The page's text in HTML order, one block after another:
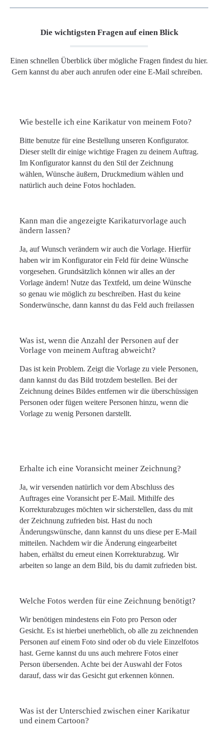
Die wichtigsten Fragen auf einen Blick
Einen schnellen Überblick über mögliche Fragen findest du hier.
Gern kannst du aber auch anrufen oder eine E-Mail schreiben.
Wie bestelle ich eine Karikatur von meinem Foto?
Bitte benutze für eine Bestellung unseren Konfigurator.
Dieser stellt dir einige wichtige Fragen zu deinem Auftrag.
Im Konfigurator kannst du den Stil der Zeichnung
wählen, Wünsche äußern, Druckmedium wählen und
natürlich auch deine Fotos hochladen.
Kann man die angezeigte Karikaturvorlage auch
ändern lassen?
Ja, auf Wunsch verändern wir auch die Vorlage. Hierfür
haben wir im Konfigurator ein Feld für deine Wünsche
vorgesehen. Grundsätzlich können wir alles an der
Vorlage ändern! Nutze das Textfeld, um deine Wünsche
so genau wie möglich zu beschreiben. Hast du keine
Sonderwünsche, dann kannst du das Feld auch freilassen
Was ist, wenn die Anzahl der Personen auf der
Vorlage von meinem Auftrag abweicht?
Das ist kein Problem. Zeigt die Vorlage zu viele Personen,
dann kannst du das Bild trotzdem bestellen. Bei der
Zeichnung deines Bildes entfernen wir die überschüssigen
Personen oder fügen weitere Personen hinzu, wenn die
Vorlage zu wenig Personen darstellt.
Erhalte ich eine Voransicht meiner Zeichnung?
Ja, wir versenden natürlich vor dem Abschluss des
Auftrages eine Voransicht per E-Mail. Mithilfe des
Korrekturabzuges möchten wir sicherstellen, dass du mit
der Zeichnung zufrieden bist. Hast du noch
Änderungswünsche, dann kannst du uns diese per E-Mail
mitteilen. Nachdem wir die Änderung eingearbeitet
haben, erhältst du erneut einen Korrekturabzug. Wir
arbeiten so lange an dem Bild, bis du damit zufrieden bist.
Welche Fotos werden für eine Zeichnung benötigt?
Wir benötigen mindestens ein Foto pro Person oder
Gesicht. Es ist hierbei unerheblich, ob alle zu zeichnenden
Personen auf einem Foto sind oder ob du viele Einzelfotos
hast. Gerne kannst du uns auch mehrere Fotos einer
Person übersenden. Achte bei der Auswahl der Fotos
darauf, dass wir das Gesicht gut erkennen können.
Was ist der Unterschied zwischen einer Karikatur
und einem Cartoon?